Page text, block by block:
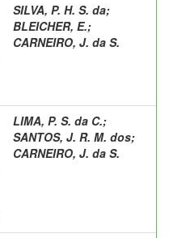
SILVA, P. H. S. da;
BLEICHER, E.;
CARNEIRO, J. da S.
LIMA, P. S. da C.;
SANTOS, J. R. M. dos;
CARNEIRO, J. da S.